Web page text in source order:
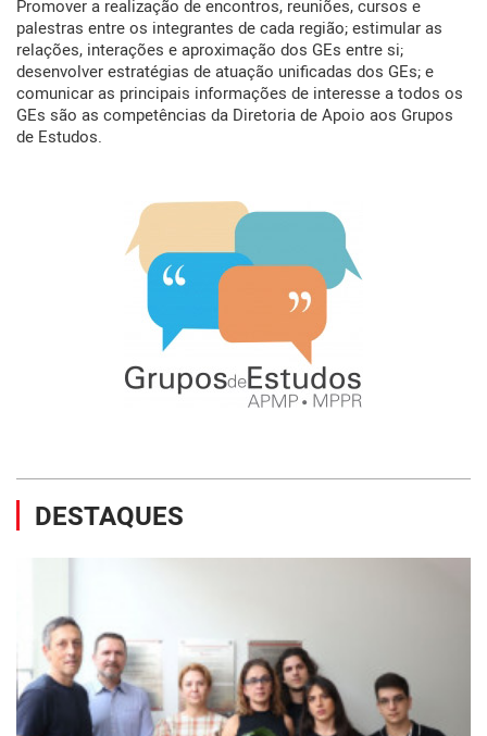
Promover a realização de encontros, reuniões, cursos e
palestras entre os integrantes de cada região; estimular as
relações, interações e aproximação dos GEs entre si;
desenvolver estratégias de atuação unificadas dos GEs; e
comunicar as principais informações de interesse a todos os
GEs são as competências da Diretoria de Apoio aos Grupos
de Estudos.
DESTAQUES